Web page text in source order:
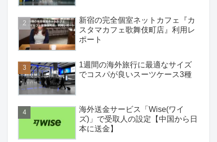
新宿の完全個室ネットカフェ『カ
スタマカフェ歌舞伎町店』利用レ
ポート
1週間の海外旅行に最適なサイズ
でコスパが良いスーツケース3種
海外送金サービス「Wise(ワイ
ズ)」で受取人の設定【中国から日
本に送金】